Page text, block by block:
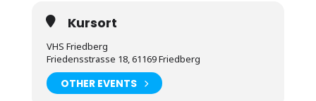
Kursort
VHS Friedberg
Friedensstrasse 18, 61169 Friedberg
OTHER EVENTS